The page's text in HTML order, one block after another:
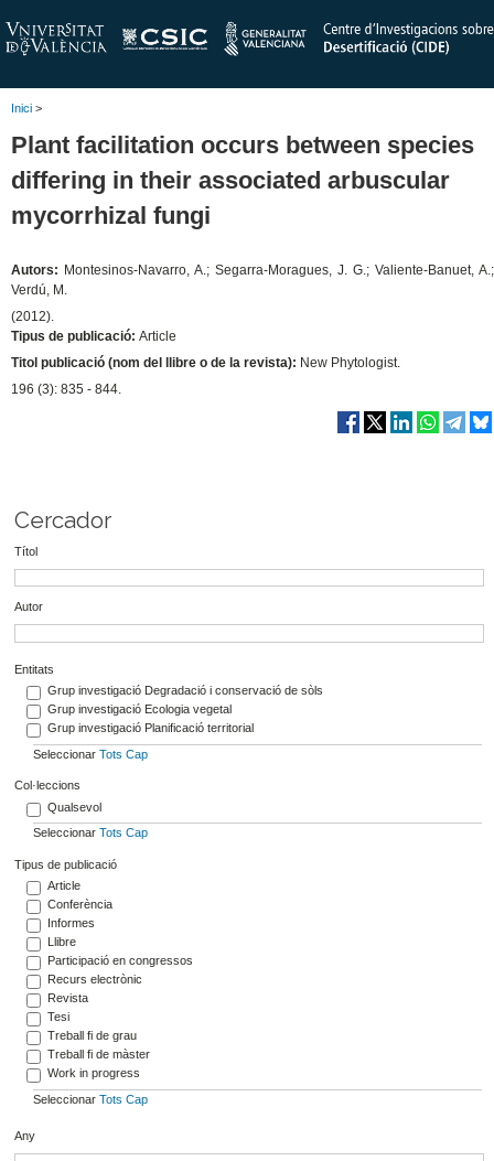
Inici >
Plant facilitation occurs between species
differing in their associated arbuscular
mycorrhizal fungi
Autors: Montesinos-Navarro, A.; Segarra-Moragues, J. G.; Valiente-Banuet, A.;
Verdú, M.
(2012).
Tipus de publicació: Article
Titol publicació (nom del llibre o de la revista): New Phytologist.
196 (3): 835 - 844.
Cercador
Títol
Autor
Entitats
Grup investigació Degradació i conservació de sòls
Grup investigació Ecologia vegetal
Grup investigació Planificació territorial
Seleccionar Tots Cap
Col·leccions
Qualsevol
Seleccionar Tots Cap
Tipus de publicació
Article
Conferència
Informes
Llibre
Participació en congressos
Recurs electrònic
Revista
Tesi
Treball fi de grau
Treball fi de màster
Work in progress
Seleccionar Tots Cap
Any